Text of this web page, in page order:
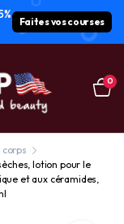
Faites vos courses
0
lotion pour le
et aux céramides,